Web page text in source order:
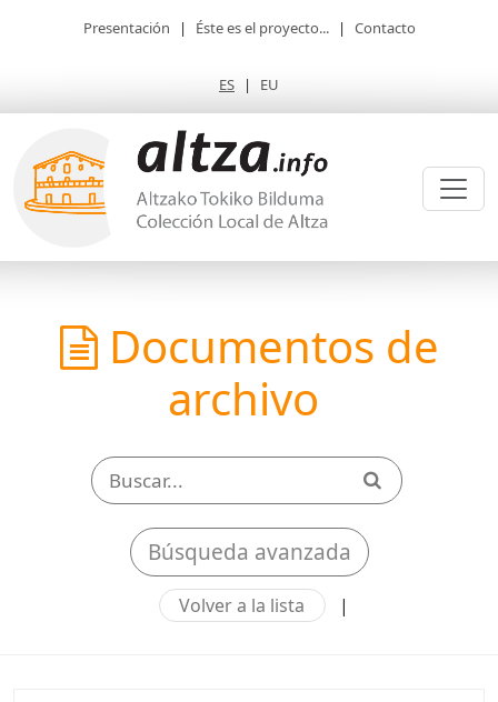
Presentación | Éste es el proyecto... | Contacto
ES | EU
Documentos de
archivo
Búsqueda avanzada
Volver a la lista |